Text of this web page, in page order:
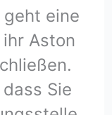
eine
Aston
Sie